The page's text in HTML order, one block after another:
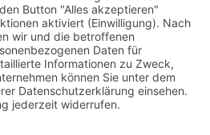
by Webjoker.eu
Deutschlandund alle Bundesländer wieBaden-
,Saarland,Rheinland-Pfalz,Nordrhein-
Hamburg , Schleswig-Holstein
Mecklenburg-
,Sachsen ,Sachsen-Anhalt